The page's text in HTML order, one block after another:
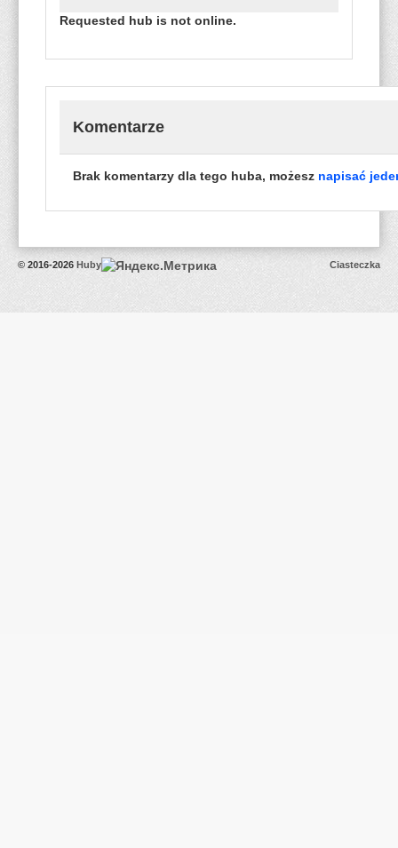
Requested hub is not online.
Komentarze
Brak komentarzy dla tego huba, możesz napisać
© 2016-2026 Huby Ciasteczka